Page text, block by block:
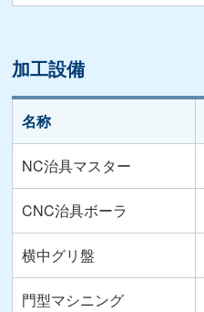
加工設備
名称
NC治具マスター
CNC治具ボーラ
横中グリ盤
門型マシニング